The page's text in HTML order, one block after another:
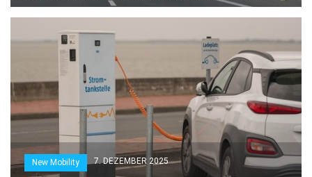
New Mobility 7. DEZEMBER 2025